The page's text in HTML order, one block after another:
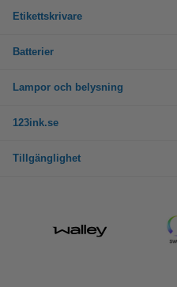
Etikettskrivare
Batterier
Lampor och belysning
123ink.se
Tillgänglighet